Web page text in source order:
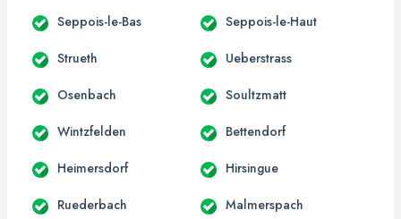
Seppois-le-Bas Seppois-le-Haut
Strueth Ueberstrass
Osenbach Soultzmatt
Wintzfelden Bettendorf
Heimersdorf Hirsingue
Ruederbach Malmerspach